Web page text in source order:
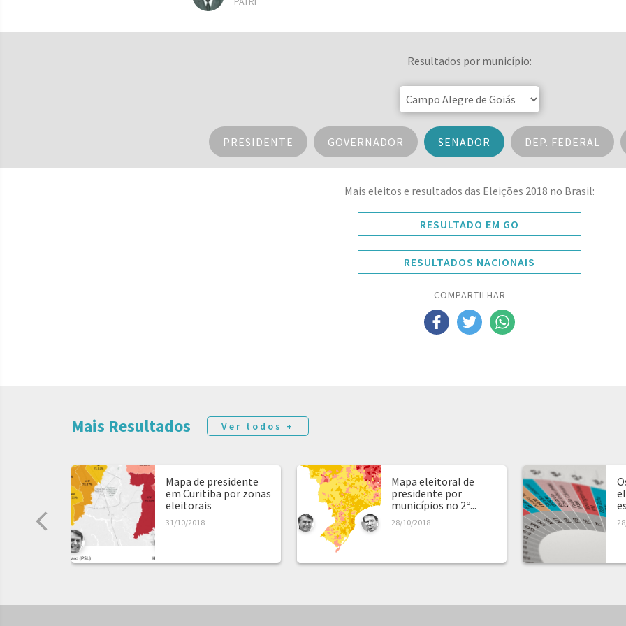
Resultados por município:
PRESIDENTE GOVERNADOR SENADOR DEP. FEDERAL
Mais eleitos e resultados das Eleições 2018 no Brasil:
RESULTADO EM GO
RESULTADOS NACIONAIS
COMPARTILHAR
Mais Resultados Ver todos +
Mapa de presidente
em Curitiba por zonas
eleitorais
31/10/2018
Mapa eleitoral de
presidente por
municípios no 2º...
28/10/2018